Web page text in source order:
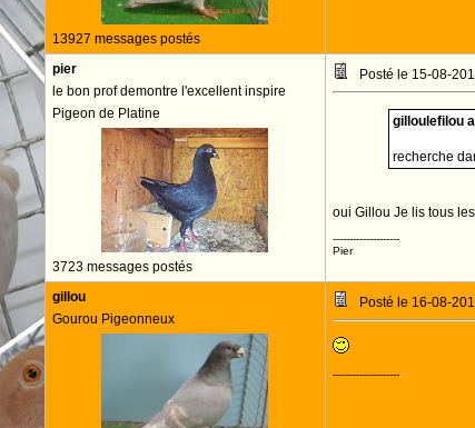
13927 messages postés
pier
le bon prof demontre l'excellent inspire
Pigeon de Platine
3723 messages postés
Posté le 15-08-
gilloulefilou
recherche
oui Gillou Je lis tous
--------------------
Pier
gillou
Gourou Pigeonneux
Posté le 16-08-
--------------------